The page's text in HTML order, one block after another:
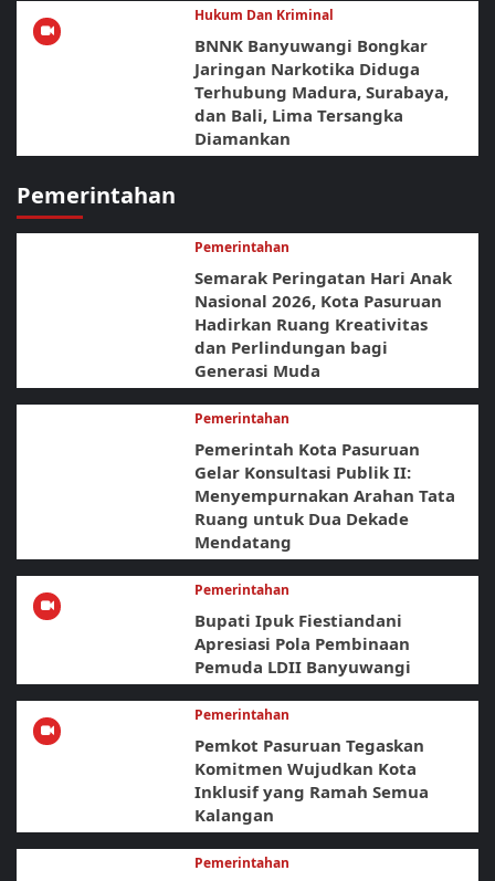
Hukum Dan Kriminal
BNNK Banyuwangi Bongkar
Jaringan Narkotika Diduga
Terhubung Madura, Surabaya,
dan Bali, Lima Tersangka
Diamankan
Pemerintahan
Pemerintahan
Semarak Peringatan Hari Anak
Nasional 2026, Kota Pasuruan
Hadirkan Ruang Kreativitas
dan Perlindungan bagi
Generasi Muda
Pemerintahan
Pemerintah Kota Pasuruan
Gelar Konsultasi Publik II:
Menyempurnakan Arahan Tata
Ruang untuk Dua Dekade
Mendatang
Pemerintahan
Bupati Ipuk Fiestiandani
Apresiasi Pola Pembinaan
Pemuda LDII Banyuwangi
Pemerintahan
Pemkot Pasuruan Tegaskan
Komitmen Wujudkan Kota
Inklusif yang Ramah Semua
Kalangan
Pemerintahan